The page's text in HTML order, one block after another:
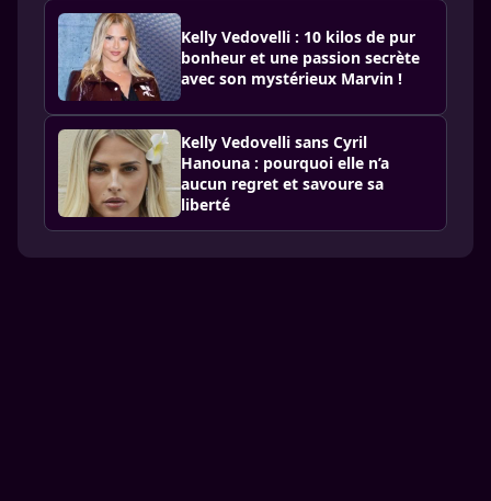
Kelly Vedovelli : 10 kilos de pur
bonheur et une passion secrète
avec son mystérieux Marvin !
Kelly Vedovelli sans Cyril
Hanouna : pourquoi elle n’a
aucun regret et savoure sa
liberté